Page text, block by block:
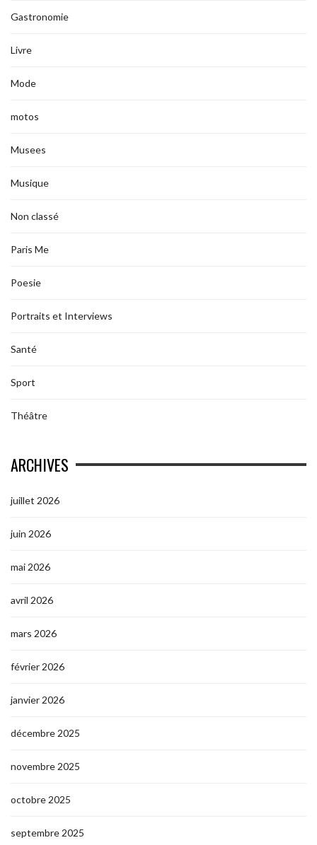
Gastronomie
Livre
Mode
motos
Musees
Musique
Non classé
Paris Me
Poesie
Portraits et Interviews
Santé
Sport
Théâtre
ARCHIVES
juillet 2026
juin 2026
mai 2026
avril 2026
mars 2026
février 2026
janvier 2026
décembre 2025
novembre 2025
octobre 2025
septembre 2025